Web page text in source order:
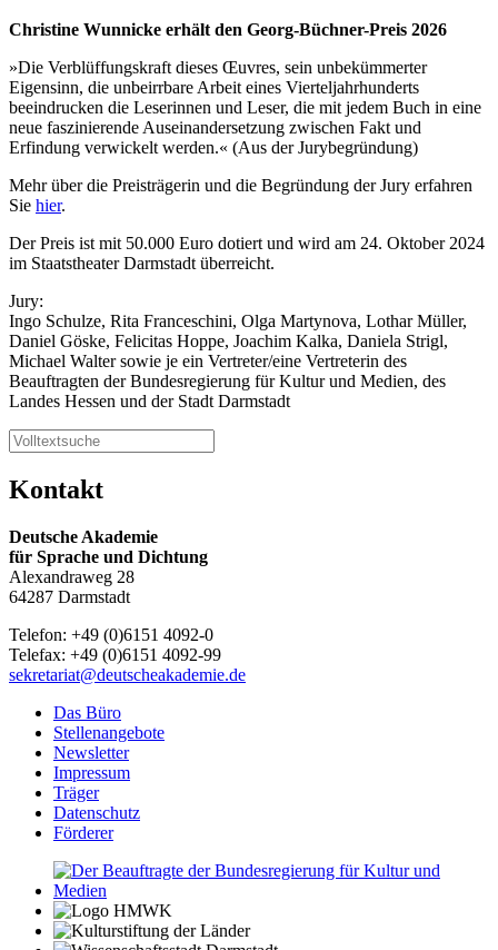
Christine Wunnicke erhält den Georg-Büchner-Preis 2026
»Die Verblüffungskraft dieses Œuvres, sein unbekümmerter
Eigensinn, die unbeirrbare Arbeit eines Vierteljahrhunderts
beeindrucken die Leserinnen und Leser, die mit jedem Buch in eine
neue faszinierende Auseinandersetzung zwischen Fakt und
Erfindung verwickelt werden.« (Aus der Jurybegründung)
Mehr über die Preisträgerin und die Begründung der Jury erfahren
Sie hier.
Der Preis ist mit 50.000 Euro dotiert und wird am 24. Oktober 2024
im Staatstheater Darmstadt überreicht.
Jury:
Ingo Schulze, Rita Franceschini, Olga Martynova, Lothar Müller,
Daniel Göske, Felicitas Hoppe, Joachim Kalka, Daniela Strigl,
Michael Walter sowie je ein Vertreter/eine Vertreterin des
Beauftragten der Bundesregierung für Kultur und Medien, des
Landes Hessen und der Stadt Darmstadt
Kontakt
Deutsche Akademie
für Sprache und Dichtung
Alexandraweg 28
64287 Darmstadt
Telefon: +49 (0)6151 4092-0
Telefax: +49 (0)6151 4092-99
sekretariat@deutscheakademie.de
Das Büro
Stellenangebote
Newsletter
Impressum
Träger
Datenschutz
Förderer